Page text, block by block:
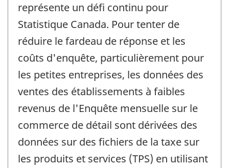
représente un défi continu pour
Statistique Canada. Pour tenter de
réduire le fardeau de réponse et les
coûts d'enquête, particulièrement pour
les petites entreprises, les données des
ventes des établissements à faibles
revenus de l'Enquête mensuelle sur le
commerce de détail sont dérivées des
données sur des fichiers de la taxe sur
les produits et services (TPS) en utilisant